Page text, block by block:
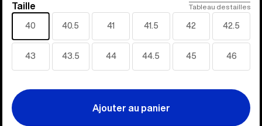
Taille
Taille Tableau des tailles
40 40.5 41 41.5 42 42.5
43 43.5 44 44.5 45 46
Ajouter au panier